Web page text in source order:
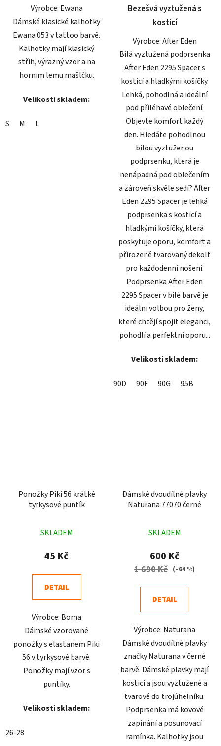
hvězdiček.
Výrobce: Ewana
Dámské klasické kalhotky
Ewana 053 v tattoo barvě.
Kalhotky mají klasický
střih, výrazný vzor a na
horním lemu mašlčku.
Velikosti skladem:
S M L
hvězdiček.
Bezešvá vyztužená s
kosticí
Výrobce: After Eden
Bílá vyztužená podprsenka
After Eden 2295 Spacer s
kosticí a hladkými košíčky.
Lehká, pohodlná a ideální
pod přiléhavé oblečení.
Objevte komfort každý
den. Hledáte pohodlnou
bílou vyztuženou
podprsenku, která je
nenápadná pod oblečením
a zároveň skvěle sedí? After
Eden 2295 Spacer je lehká
podprsenka s kosticí a
hladkými košíčky, která
poskytuje oporu, komfort a
přirozeně tvarovaný dekolt
pro každodenní nošení.
Podprsenka After Eden
2295 Spacer v bílé barvě je
ideální volbou pro ženy,
které chtějí spojit eleganci,
pohodlí a perfektní oporu...
Velikosti skladem:
90D 90F 90G 95B
Ponožky Piki 56 krátké
tyrkysové puntík
hodnocení
produktu
4,9
z
hvězdiček.
SKLADEM
45 Kč
DETAIL
Výrobce: Boma
Dámské vzorované
ponožky s elastanem Piki
56 v tyrkysové barvě.
Ponožky mají vzor s
puntíky.
Velikosti skladem:
26-28
Dámské dvoudílné plavky
Naturana 77070 černé
hodnocení
produktu
je
5
SKLADEM
600 Kč
1 690 Kč (–64 %)
DETAIL
Výrobce: Naturana
Dámské dvoudílné plavky
značky Naturana v černé
barvě. Dámské plavky mají
kostici a jsou vyztužené a
tvarově do trojúhelníku.
Podprsenka má kovové
zapínání a posunovací
ramínka. Kalhotky jsou